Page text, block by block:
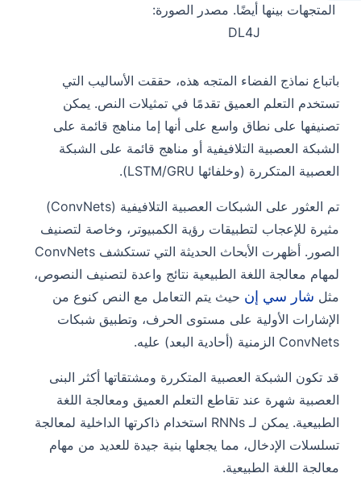
المتجهات بينها أيضًا. مصدر الصورة:
DL4J
باتباع نماذج الفضاء المتجه هذه، حققت الأساليب التي
تستخدم التعلم العميق تقدمًا في تمثيلات النص. يمكن
تصنيفها على نطاق واسع على أنها إما مناهج قائمة على
الشبكة العصبية التلافيفية أو مناهج قائمة على الشبكة
العصبية المتكررة (وخلفائها LSTM/GRU).
تم العثور على الشبكات العصبية التلافيفية (ConvNets)
مثيرة للإعجاب لتطبيقات رؤية الكمبيوتر، وخاصة لتصنيف
الصور. أظهرت الأبحاث الحديثة التي تستكشف ConvNets
لمهام معالجة اللغة الطبيعية نتائج واعدة لتصنيف النصوص،
مثل شار سي إن حيث يتم التعامل مع النص كنوع من
الإشارات الأولية على مستوى الحرف، وتطبيق شبكات
ConvNets الزمنية (أحادية البعد) عليه.
قد تكون الشبكة العصبية المتكررة ومشتقاتها أكثر البنى
العصبية شهرة عند تقاطع التعلم العميق ومعالجة اللغة
الطبيعية. يمكن لـ RNNs استخدام ذاكرتها الداخلية لمعالجة
تسلسلات الإدخال، مما يجعلها بنية جيدة للعديد من مهام
معالجة اللغة الطبيعية.